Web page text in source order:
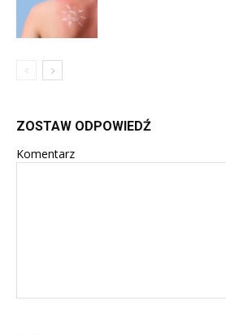
ZOSTAW ODPOWIEDŹ
Komentarz